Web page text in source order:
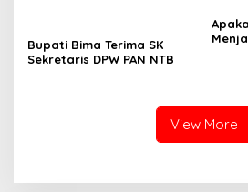
Bupati Bima Terima SK
Sekretaris DPW PAN NTB
View More